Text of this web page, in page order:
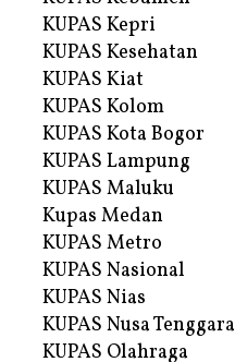
KUPAS Kepri
KUPAS Kesehatan
KUPAS Kiat
KUPAS Kolom
KUPAS Kota Bogor
KUPAS Lampung
KUPAS Maluku
Kupas Medan
KUPAS Metro
KUPAS Nasional
KUPAS Nias
KUPAS Nusa Tenggara
KUPAS Olahraga